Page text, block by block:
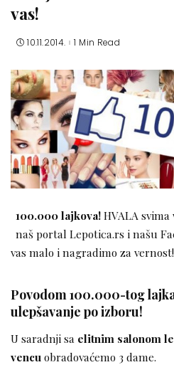
vas!
10.11.2014. 1 Min Read
100.000 lajkova!HVALA
naš portal Lepotica.rs i našu
vas malo i nagradimo za vernost!
Povodom 100.000-tog
ulepšavanje po izboru!
U saradnji sa elitnim salonom
vencu obradovaćemo 3 dame.